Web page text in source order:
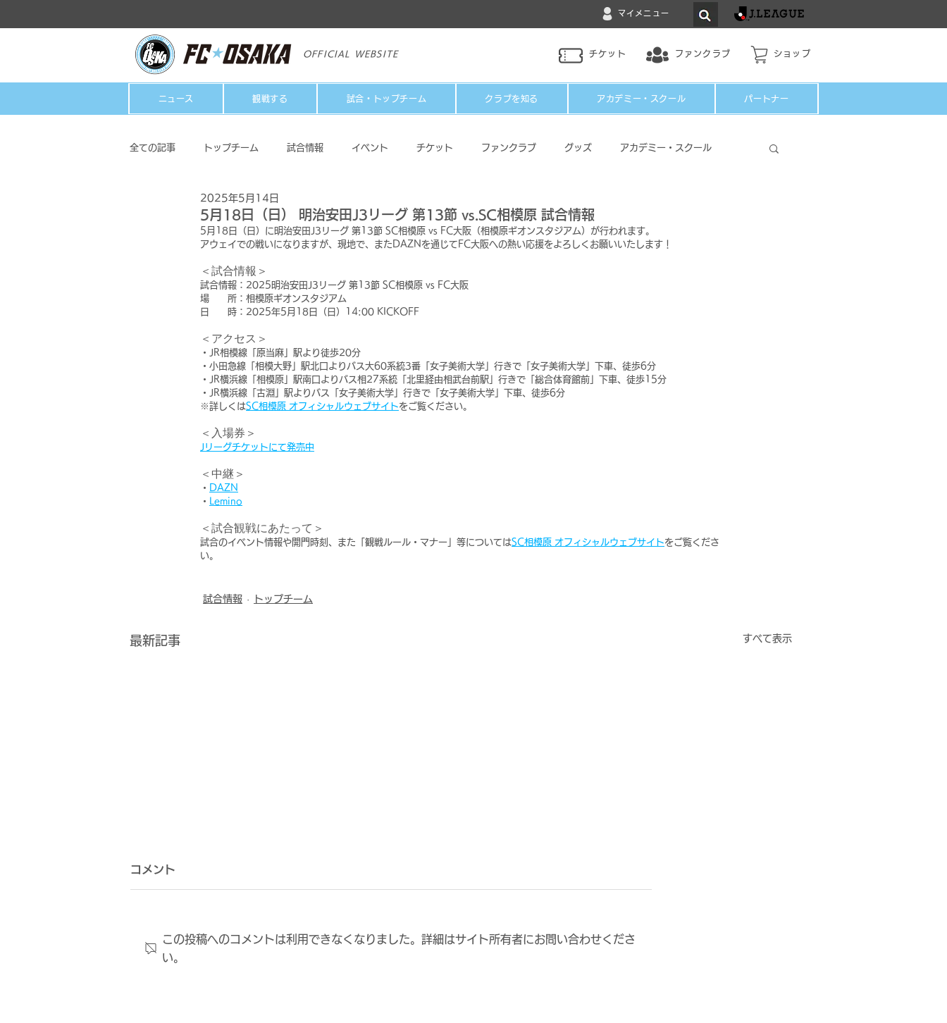
マイメニュー
OFFICIAL WEBSITE チケット ファンクラブ ショップ
ニュース 観戦する 試合・トップチーム クラブを知る アカデミー・スクール パートナー
全ての記事 トップチーム 試合情報 イベント チケット ファンクラブ グッズ アカデミー・スクール
ホームタウン活動
5月18日（日） 明治安田J3リーグ 第13節 vs.SC相模原 試合情報
2025年5月14日
5月18日（日）に明治安田J3リーグ 第13節 SC相模原 vs FC大阪（相模原ギオンスタジアム）が行われます。
アウェイでの戦いになりますが、現地で、またDAZNを通じてFC大阪への熱い応援をよろしくお願いいたします！
＜試合情報＞
試合情報：2025明治安田J3リーグ 第13節 SC相模原 vs FC大阪
場　　所：相模原ギオンスタジアム
日　　時：2025年5月18日（日）14:00 KICKOFF
＜アクセス＞
・JR相模線「原当麻」駅より徒歩20分
・小田急線「相模大野」駅北口よりバス大60系統3番「女子美術大学」行きで「女子美術大学」下車、徒歩6分
・JR横浜線「相模原」駅南口よりバス相27系統「北里経由相武台前駅」行きで「総合体育館前」下車、徒歩15分
・JR横浜線「古淵」駅よりバス「女子美術大学」行きで「女子美術大学」下車、徒歩6分
※詳しくはSC相模原 オフィシャルウェブサイトをご覧ください。
＜入場券＞
Jリーグチケットにて発売中
＜中継＞
・
DAZN
・
Lemino
＜試合観戦にあたって＞
試合のイベント情報や開門時刻、また「観戦ルール・マナー」等についてはSC相模原 オフィシャルウェブサイトをご覧くださ
い。
試合情報 トップチーム
最新記事 すべて表示
コメント
この投稿へのコメントは利用できなくなりました。詳細はサイト所有者にお問い合わせくださ
い。